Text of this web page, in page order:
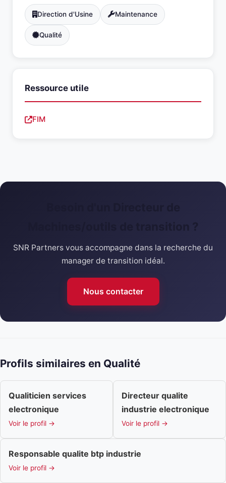
Direction d'Usine Maintenance
Qualité
Ressource utile
FIM
SNR Partners vous accompagne dans la recherche du
manager de transition idéal.
Nous contacter
Profils similaires en Qualité
Qualiticien services
electronique
Voir le profil →
Directeur qualite
industrie electronique
Voir le profil →
Responsable qualite btp industrie
Voir le profil →